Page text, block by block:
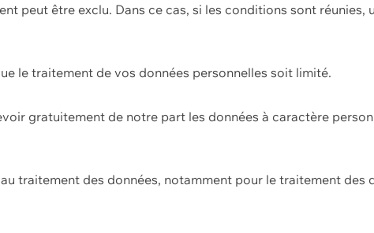
peut être exclu. Dans ce cas, si les conditions sont réunies,
le traitement de vos données personnelles soit limité.
gratuitement de notre part les données à caractère
traitement des données, notamment pour le traitement